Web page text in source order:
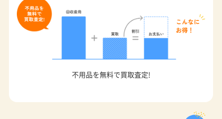
不用品を無料で買取査定!